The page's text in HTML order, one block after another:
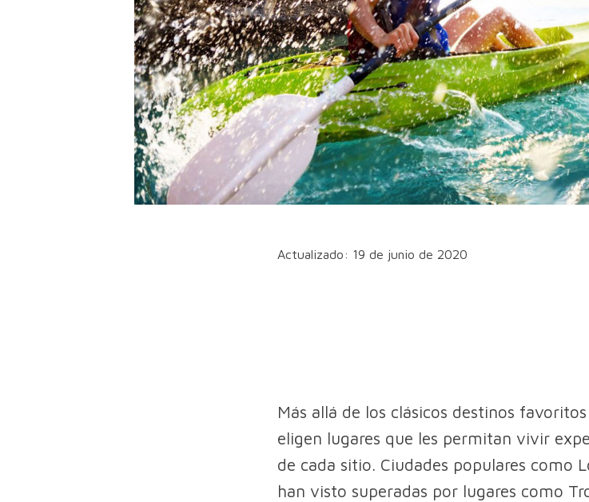
Actualizado: 19 de junio de 2020
Más allá de los clásicos destinos
eligen lugares que les permitan vivir
de cada sitio. Ciudades populares como
han visto superadas por lugares como